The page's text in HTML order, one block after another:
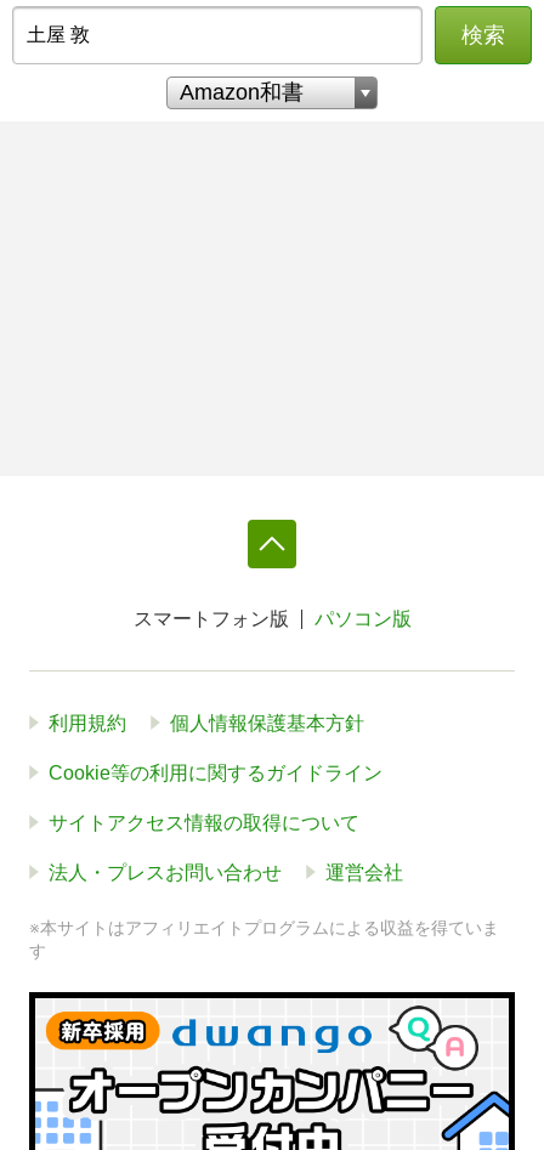
検索
スマートフォン版 パソコン版
利用規約 個人情報保護基本方針
Cookie等の利用に関するガイドライン
サイトアクセス情報の取得について
法人・プレスお問い合わせ 運営会社
※本サイトはアフィリエイトプログラムによる収益を得ていま
す